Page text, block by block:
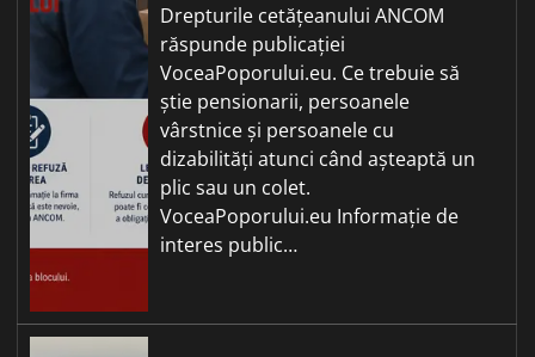
Drepturile cetățeanului ANCOM
răspunde publicației
VoceaPoporului.eu. Ce trebuie să
știe pensionarii, persoanele
vârstnice și persoanele cu
dizabilități atunci când așteaptă un
plic sau un colet.
VoceaPoporului.eu Informație de
interes public…